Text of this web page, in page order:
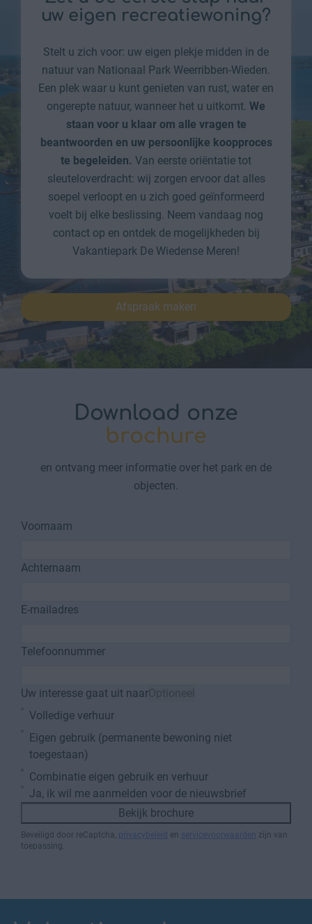
uw eigen recreatiewoning?
Stelt u zich voor: uw eigen plekje midden in de
natuur van Nationaal Park Weerribben-Wieden.
Een plek waar u kunt genieten van rust, water en
ongerepte natuur, wanneer het u uitkomt. We
staan voor u klaar om alle vragen te
beantwoorden en uw persoonlijke koopproces
te begeleiden. Van eerste oriëntatie tot
sleuteloverdracht: wij zorgen ervoor dat alles
soepel verloopt en u zich goed geïnformeerd
voelt bij elke beslissing. Neem vandaag nog
contact op en ontdek de mogelijkheden bij
Vakantiepark De Wiedense Meren!
Afspraak maken
Download onze
brochure
en ontvang meer informatie over het park en de
objecten.
Voornaam
Achternaam
E-mailadres
Telefoonnummer
Uw interesse gaat uit naar
Volledige verhuur
Eigen gebruik (permanente bewoning niet
toegestaan)
Combinatie eigen gebruik en verhuur
Ja, ik wil me aanmelden voor de nieuwsbrief
Bekijk brochure
Beveiligd door reCaptcha, privacybeleid en servicevoorwaarden zijn van
toepassing.